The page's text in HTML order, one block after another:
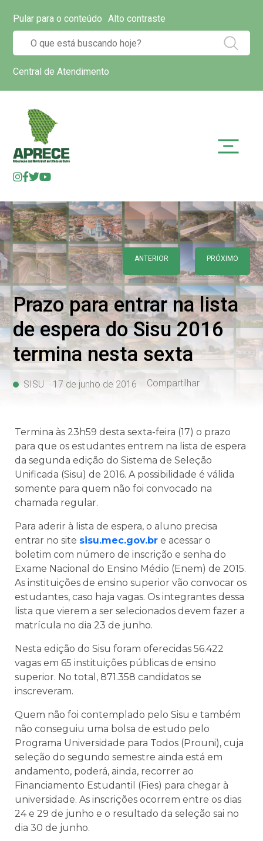
Pular para o conteúdo Alto contraste
Central de Atendimento
ANTERIOR PRÓXIMO
Prazo para entrar na lista
de espera do Sisu 2016
termina nesta sexta
SISU 17 de junho de 2016 Compartilhar
Termina às 23h59 desta sexta-feira (17) o prazo
para que os estudantes entrem na lista de espera
da segunda edição do Sistema de Seleção
Unificada (Sisu) de 2016. A possibilidade é válida
somente para quem não foi convocado na
chamada regular.
Para aderir à lista de espera, o aluno precisa
entrar no site sisu.mec.gov.br e acessar o
boletim com número de inscrição e senha do
Exame Nacional do Ensino Médio (Enem) de 2015.
As instituições de ensino superior vão convocar os
estudantes, caso haja vagas. Os integrantes dessa
lista que vierem a ser selecionados devem fazer a
matrícula no dia 23 de junho.
Nesta edição do Sisu foram oferecidas 56.422
vagas em 65 instituições públicas de ensino
superior. No total, 871.358 candidatos se
inscreveram.
Quem não foi contemplado pelo Sisu e também
não conseguiu uma bolsa de estudo pelo
Programa Universidade para Todos (Prouni), cuja
seleção do segundo semestre ainda está em
andamento, poderá, ainda, recorrer ao
Financiamento Estudantil (Fies) para chegar à
universidade. As inscrições ocorrem entre os dias
24 e 29 de junho e o resultado da seleção sai no
dia 30 de junho.